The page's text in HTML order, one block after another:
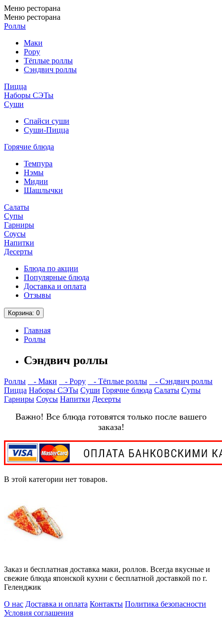
Меню ресторана
Меню ресторана
Роллы
Маки
Рору
Тёплые роллы
Сэндвич роллы
Пицца
Наборы СЭТы
Суши
Спайси суши
Суши-Пицца
Горячие блюда
Темпура
Нэмы
Мидии
Шашлычки
Салаты
Супы
Гарниры
Соусы
Напитки
Десерты
Блюда по акции
Популярные блюда
Доставка и оплата
Отзывы
Корзина: 0
Главная
Роллы
Сэндвич роллы
Роллы - Маки - Рору - Тёплые роллы
- Сэндвич роллы
Пицца Наборы СЭТы Суши Горячие блюда Салаты Супы
Гарниры Соусы Напитки Десерты
Важно! Все блюда готовятся только после вашего
заказа!
В этой категории нет товаров.
Заказ и бесплатная доставка маки, роллов. Всегда вкусные и
свежие блюда японской кухни с бесплатной доставкой по г.
Геленджик
О нас Доставка и оплата Контакты Политика безопасности
Условия соглашения